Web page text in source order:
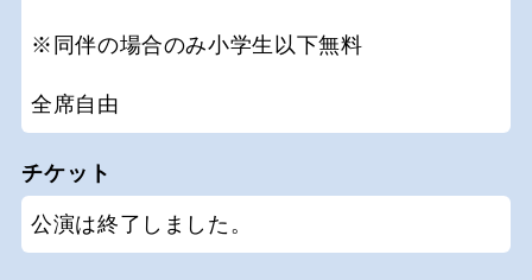
※同伴の場合のみ小学生以下無料
全席自由
チケット
公演は終了しました。